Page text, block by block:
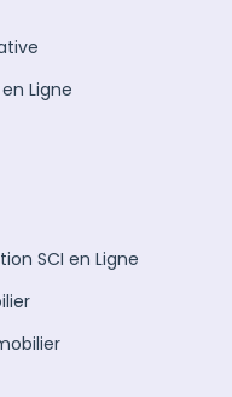
Ligne
SCI en Ligne